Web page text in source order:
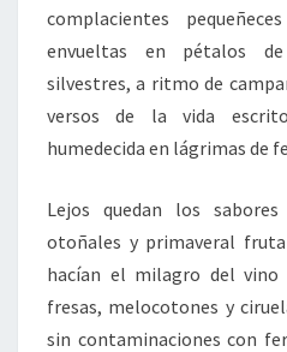
complacientes
envueltas en pétalos
silvestres, a ritmo de
versos de la vida
humedecida en lágrimas de
Lejos quedan los
otoñales y primaveral
hacían el milagro del
fresas, melocotones y
sin contaminaciones con